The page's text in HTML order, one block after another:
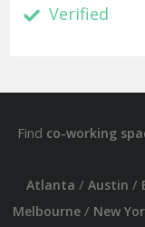
Verified
Find co-working
Atlanta / Austin /
Melbourne/ New